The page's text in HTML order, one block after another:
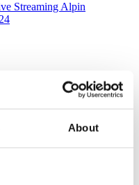
About
Streaming Alpin
Informationen zu